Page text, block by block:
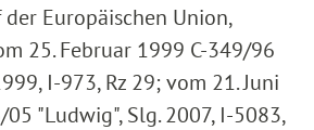
Europäischen Union,
25. Februar 1999 C-349/96
I-973, Rz 29; vom 21. Juni
05 "Ludwig", Slg. 2007, I-5083,